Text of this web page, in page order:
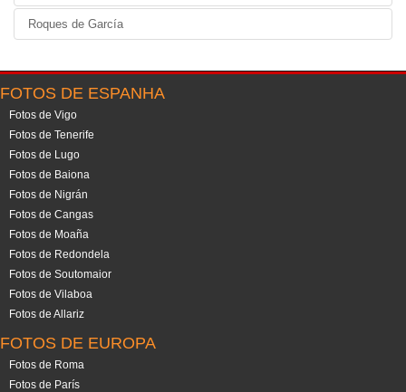
Roques de García
FOTOS DE ESPANHA
Fotos de Vigo
Fotos de Tenerife
Fotos de Lugo
Fotos de Baiona
Fotos de Nigrán
Fotos de Cangas
Fotos de Moaña
Fotos de Redondela
Fotos de Soutomaior
Fotos de Vilaboa
Fotos de Allariz
FOTOS DE EUROPA
Fotos de Roma
Fotos de París